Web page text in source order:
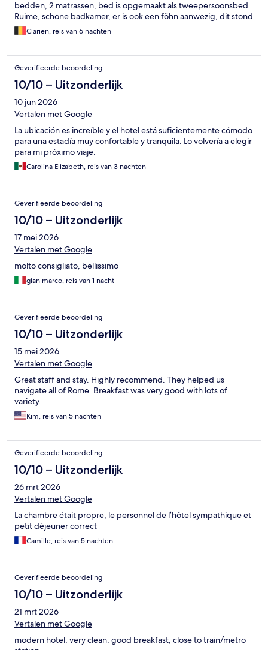
bedden, 2 matrassen, bed is opgemaakt als tweepersoonsbed.
Ruime, schone badkamer, er is ook een föhn aanwezig, dit stond
niet op de website. In het kader van duurzaamheid zou de
handdoekenwissel beperkter mogen zijn. Alles wat gebruikt en
voldoende keuze. Bij mooi weer kan je lekker op het terras naast
het hotel zitten, drinken en eten. Het personeel is heel
vriendelijk en behulpzaam.
Clarien, reis van 6 nachten
Geverifieerde beoordeling
10/10 – Uitzonderlijk
10 jun 2026
Vertalen met Google
La ubicación es increíble y el hotel está suficientemente cómodo
para una estadía muy confortable y tranquila. Lo volvería a elegir
para mi próximo viaje.
Carolina Elizabeth, reis van 3 nachten
Geverifieerde beoordeling
10/10 – Uitzonderlijk
17 mei 2026
Vertalen met Google
molto consigliato, bellissimo
gian marco, reis van 1 nacht
Geverifieerde beoordeling
10/10 – Uitzonderlijk
15 mei 2026
Vertalen met Google
Great staff and stay. Highly recommend. They helped us
navigate all of Rome. Breakfast was very good with lots of
variety.
Kim, reis van 5 nachten
Geverifieerde beoordeling
10/10 – Uitzonderlijk
26 mrt 2026
Vertalen met Google
La chambre était propre, le personnel de l’hôtel sympathique et
petit déjeuner correct
Camille, reis van 5 nachten
Geverifieerde beoordeling
10/10 – Uitzonderlijk
21 mrt 2026
Vertalen met Google
modern hotel, very clean, good breakfast, close to train/metro